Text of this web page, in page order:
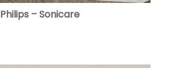
Philips – Sonicare